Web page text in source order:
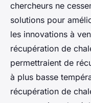
chercheurs ne
solutions pour
les innovations à
récupération de
permettraient de
à plus basse
récupération de